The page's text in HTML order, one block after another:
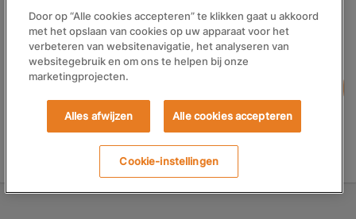
Wachtwoord vergeten
Ingelogd blijven
Heb je nog geen account? REGISTREER HIER
Door op “Alle cookies accepteren” te klikken gaat u akkoord
met het opslaan van cookies op uw apparaat voor het
verbeteren van websitenavigatie, het analyseren van
websitegebruik en om ons te helpen bij onze
marketingprojecten.
Alles afwijzen Alle cookies accepteren
Cookie-instellingen